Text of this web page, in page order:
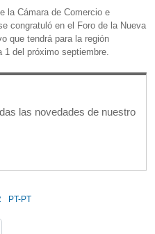
la Cámara de Comercio e
congratuló en el Foro de la Nueva
que tendrá para la región
1 del próximo septiembre.
las novedades de nuestro
PT-PT